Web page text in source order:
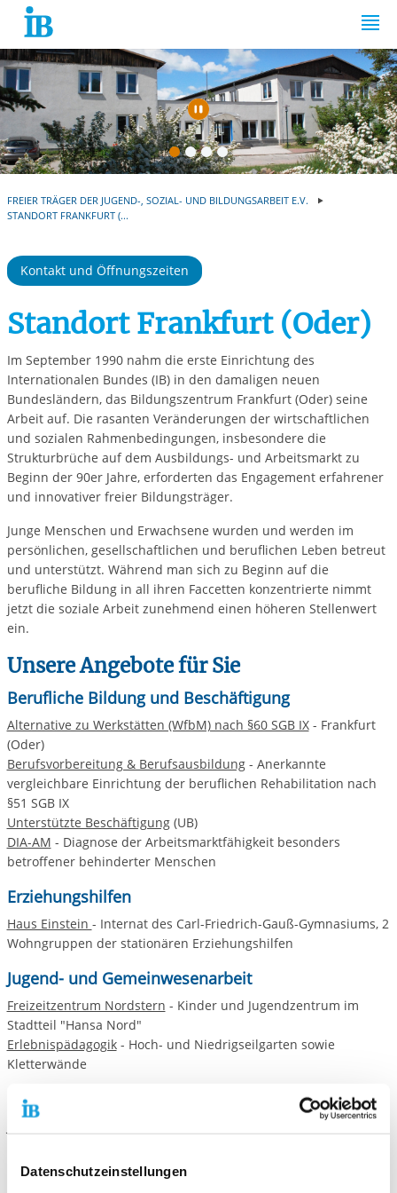
Datenschutzeinstellungen
Springe zum Inhalt
Automatische
FREIER TRÄGER DER JUGEND-, SOZIAL- UND BILDUNGSARBEIT E.V.
STANDORT FRANKFURT (...
Kontakt und Öffnungszeiten
Standort Frankfurt (Oder)
Im September 1990 nahm die erste Einrichtung des
Internationalen Bundes (IB) in den damaligen neuen
Bundesländern, das Bildungszentrum Frankfurt (Oder) seine
Arbeit auf. Die rasanten Veränderungen der wirtschaftlichen
und sozialen Rahmenbedingungen, insbesondere die
Strukturbrüche auf dem Ausbildungs- und Arbeitsmarkt zu
Beginn der 90er Jahre, erforderten das Engagement erfahrener
und innovativer freier Bildungsträger.
Junge Menschen und Erwachsene wurden und werden im
persönlichen, gesellschaftlichen und beruflichen Leben betreut
und unterstützt. Während man sich zu Beginn auf die
berufliche Bildung in all ihren Faccetten konzentrierte nimmt
jetzt die soziale Arbeit zunehmend einen höheren Stellenwert
ein.
Unsere Angebote für Sie
Berufliche Bildung und Beschäftigung
Alternative zu Werkstätten (WfbM) nach §60 SGB IX- Frankfurt
(Oder)
Berufsvorbereitung & Berufsausbildung- Anerkannte
vergleichbare Einrichtung der beruflichen Rehabilitation nach
§51 SGB IX
Unterstützte Beschäftigung(UB)
DIA-AM - Diagnose der Arbeitsmarktfähigkeit besonders
betroffener behinderter Menschen
Erziehungshilfen
Haus Einstein - Internat des Carl-Friedrich-Gauß-Gymnasiums, 2
Wohngruppen der stationären Erziehungshilfen
Jugend- und Gemeinwesenarbeit
Freizeitzentrum Nordstern - Kinder und Jugendzentrum im
Stadtteil "Hansa Nord"
Erlebnispädagogik- Hoch- und Niedrigseilgarten sowie
Kletterwände
Migrationssozialarbeit
- Beratung für Jugendliche mit
Internationale Arbeit